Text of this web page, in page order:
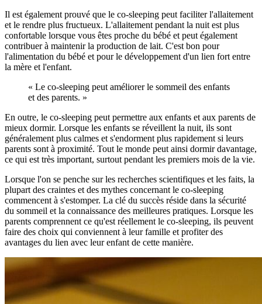
Il est également prouvé que le co-sleeping peut faciliter l'allaitement
et le rendre plus fructueux. L'allaitement pendant la nuit est plus
confortable lorsque vous êtes proche du bébé et peut également
contribuer à maintenir la production de lait. C'est bon pour
l'alimentation du bébé et pour le développement d'un lien fort entre
la mère et l'enfant.
« Le co-sleeping peut améliorer le sommeil des enfants
et des parents. »
En outre, le co-sleeping peut permettre aux enfants et aux parents de
mieux dormir. Lorsque les enfants se réveillent la nuit, ils sont
généralement plus calmes et s'endorment plus rapidement si leurs
parents sont à proximité. Tout le monde peut ainsi dormir davantage,
ce qui est très important, surtout pendant les premiers mois de la vie.
Lorsque l'on se penche sur les recherches scientifiques et les faits, la
plupart des craintes et des mythes concernant le co-sleeping
commencent à s'estomper. La clé du succès réside dans la sécurité
du sommeil et la connaissance des meilleures pratiques. Lorsque les
parents comprennent ce qu'est réellement le co-sleeping, ils peuvent
faire des choix qui conviennent à leur famille et profiter des
avantages du lien avec leur enfant de cette manière.